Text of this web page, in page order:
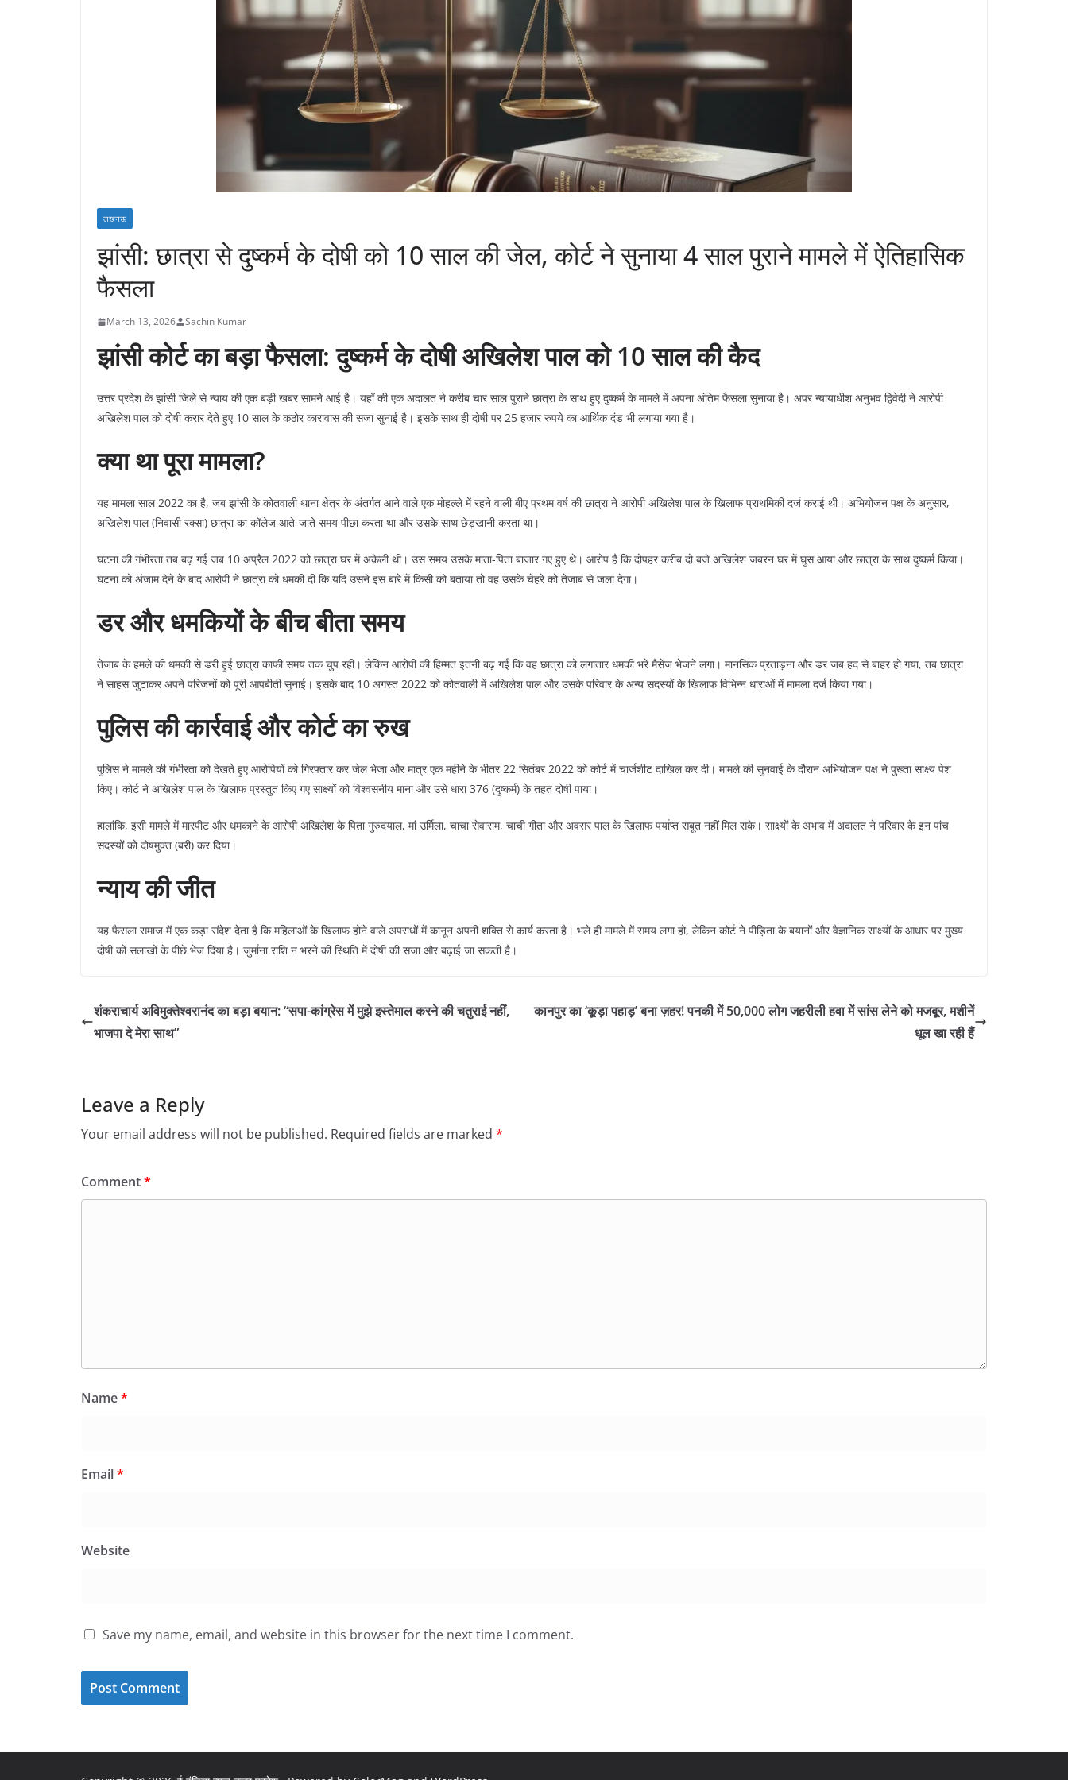
लखनऊ
झांसी: छात्रा से दुष्कर्म के दोषी को 10 साल की जेल, कोर्ट ने सुनाया 4 साल पुराने मामले में ऐतिहासिक
फैसला
March 13, 2026 Sachin Kumar
झांसी कोर्ट का बड़ा फैसला: दुष्कर्म के दोषी अखिलेश पाल को 10 साल की कैद
​उत्तर प्रदेश के झांसी जिले से न्याय की एक बड़ी खबर सामने आई है। यहाँ की एक अदालत ने करीब चार साल पुराने छात्रा के साथ हुए दुष्कर्म के मामले में अपना अंतिम फैसला सुनाया है। अपर न्यायाधीश अनुभव द्विवेदी ने आरोपी
अखिलेश पाल को दोषी करार देते हुए 10 साल के कठोर कारावास की सजा सुनाई है। इसके साथ ही दोषी पर 25 हजार रुपये का आर्थिक दंड भी लगाया गया है।
क्या था पूरा मामला?
​यह मामला साल 2022 का है, जब झांसी के कोतवाली थाना क्षेत्र के अंतर्गत आने वाले एक मोहल्ले में रहने वाली बीए प्रथम वर्ष की छात्रा ने आरोपी अखिलेश पाल के खिलाफ प्राथमिकी दर्ज कराई थी। अभियोजन पक्ष के अनुसार,
अखिलेश पाल (निवासी रक्सा) छात्रा का कॉलेज आते-जाते समय पीछा करता था और उसके साथ छेड़खानी करता था।
​घटना की गंभीरता तब बढ़ गई जब 10 अप्रैल 2022 को छात्रा घर में अकेली थी। उस समय उसके माता-पिता बाजार गए हुए थे। आरोप है कि दोपहर करीब दो बजे अखिलेश जबरन घर में घुस आया और छात्रा के साथ दुष्कर्म किया।
घटना को अंजाम देने के बाद आरोपी ने छात्रा को धमकी दी कि यदि उसने इस बारे में किसी को बताया तो वह उसके चेहरे को तेजाब से जला देगा।
डर और धमकियों के बीच बीता समय
​तेजाब के हमले की धमकी से डरी हुई छात्रा काफी समय तक चुप रही। लेकिन आरोपी की हिम्मत इतनी बढ़ गई कि वह छात्रा को लगातार धमकी भरे मैसेज भेजने लगा। मानसिक प्रताड़ना और डर जब हद से बाहर हो गया, तब छात्रा
ने साहस जुटाकर अपने परिजनों को पूरी आपबीती सुनाई। इसके बाद 10 अगस्त 2022 को कोतवाली में अखिलेश पाल और उसके परिवार के अन्य सदस्यों के खिलाफ विभिन्न धाराओं में मामला दर्ज किया गया।
पुलिस की कार्रवाई और कोर्ट का रुख
​पुलिस ने मामले की गंभीरता को देखते हुए आरोपियों को गिरफ्तार कर जेल भेजा और मात्र एक महीने के भीतर 22 सितंबर 2022 को कोर्ट में चार्जशीट दाखिल कर दी। मामले की सुनवाई के दौरान अभियोजन पक्ष ने पुख्ता साक्ष्य पेश
किए। कोर्ट ने अखिलेश पाल के खिलाफ प्रस्तुत किए गए साक्ष्यों को विश्वसनीय माना और उसे धारा 376 (दुष्कर्म) के तहत दोषी पाया।
​हालांकि, इसी मामले में मारपीट और धमकाने के आरोपी अखिलेश के पिता गुरुदयाल, मां उर्मिला, चाचा सेवाराम, चाची गीता और अवसर पाल के खिलाफ पर्याप्त सबूत नहीं मिल सके। साक्ष्यों के अभाव में अदालत ने परिवार के इन पांच
सदस्यों को दोषमुक्त (बरी) कर दिया।
न्याय की जीत
​यह फैसला समाज में एक कड़ा संदेश देता है कि महिलाओं के खिलाफ होने वाले अपराधों में कानून अपनी शक्ति से कार्य करता है। भले ही मामले में समय लगा हो, लेकिन कोर्ट ने पीड़िता के बयानों और वैज्ञानिक साक्ष्यों के आधार पर मुख्य
दोषी को सलाखों के पीछे भेज दिया है। जुर्माना राशि न भरने की स्थिति में दोषी की सजा और बढ़ाई जा सकती है।
शंकराचार्य अविमुक्तेश्वरानंद का बड़ा बयान: “सपा-कांग्रेस में मुझे इस्तेमाल करने की चतुराई नहीं,
भाजपा दे मेरा साथ”
कानपुर का ‘कूड़ा पहाड़’ बना ज़हर! पनकी में 50,000 लोग जहरीली हवा में सांस लेने को मजबूर, मशीनें
धूल खा रही हैं
Leave a Reply
Your email address will not be published. Required fields are marked *
Comment*
Name*
Email*
Website
Save my name, email, and website in this browser for the next time I comment.